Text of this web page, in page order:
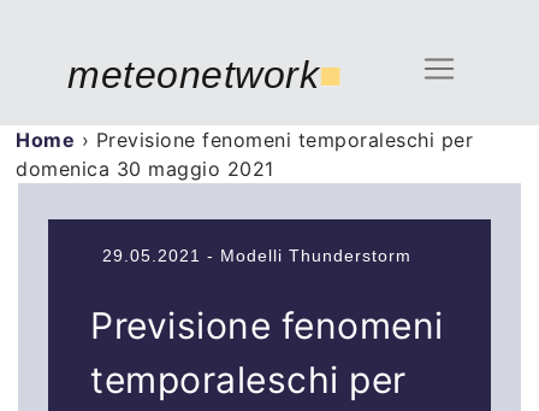
meteonetwork■
Home › Previsione fenomeni temporaleschi per
domenica 30 maggio 2021
29.05.2021 - Modelli Thunderstorm
Previsione fenomeni
temporaleschi per